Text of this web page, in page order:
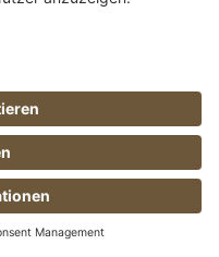
Fünf-
den Aromen